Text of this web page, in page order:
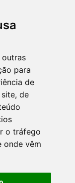
para
de
de
o tráfego
onde vêm